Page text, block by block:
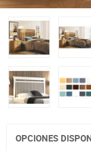
OPCIONES